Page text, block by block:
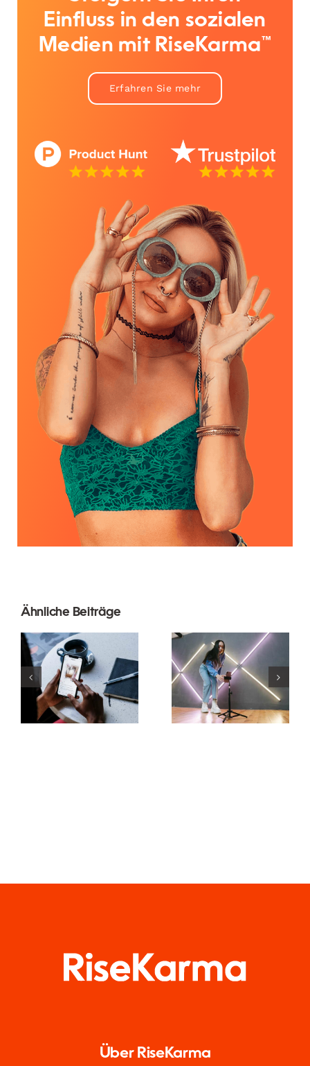
Einfluss in den sozialen
Medien mit RiseKarma™
Erfahren Sie mehr
Ähnliche Beiträge
Wie kann
man
mehrere
Instagram-
Konten zu
einem
Methoden
zur
Steigerung
der
organischen
Reichweite
Über RiseKarma